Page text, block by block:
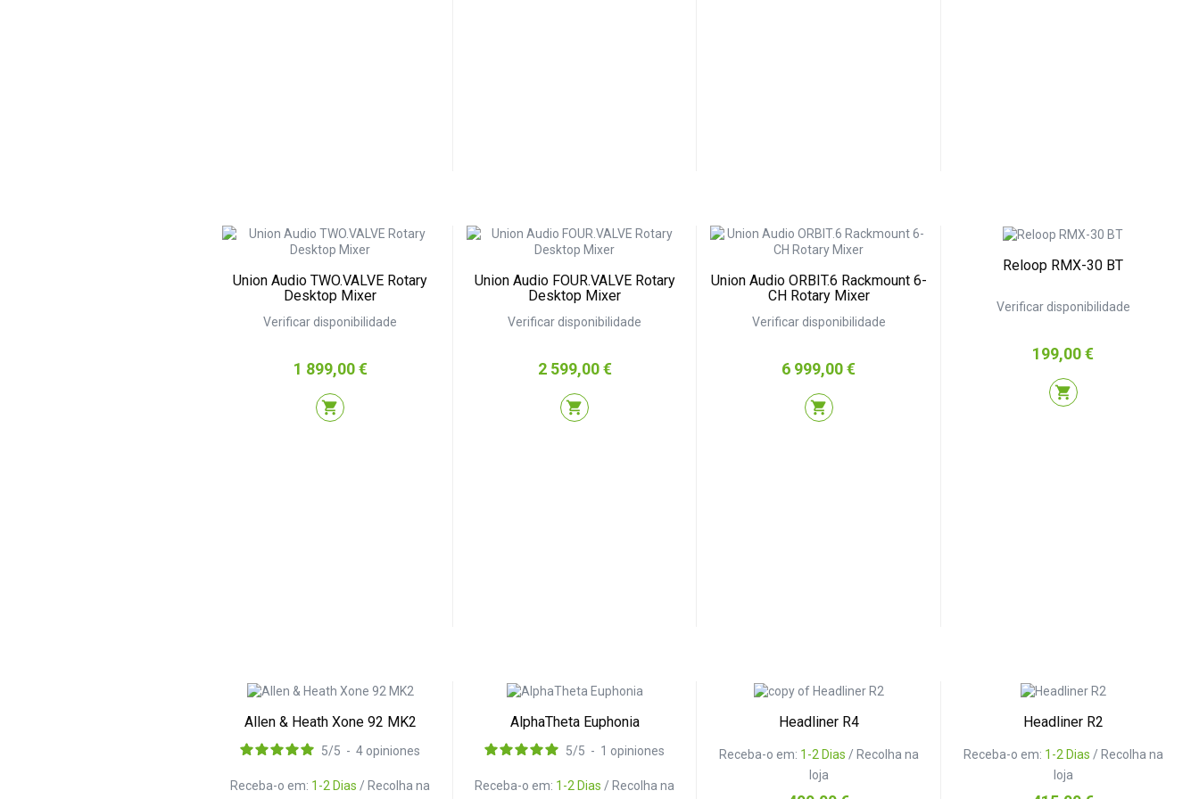
Union Audio TWO.VALVE Rotary
Desktop Mixer
Verificar disponibilidade
Preço
1 899,00 €
shopping_cart
Union Audio FOUR.VALVE Rotary
Desktop Mixer
Verificar disponibilidade
Preço
2 599,00 €
shopping_cart
Union Audio ORBIT.6 Rackmount 6-
CH Rotary Mixer
Verificar disponibilidade
Preço
6 999,00 €
shopping_cart
Reloop RMX-30 BT
Verificar disponibilidade
Preço
199,00 €
shopping_cart
Allen & Heath Xone 92 MK2
Receba-o em: 1-2 Dias / Recolha na
5/5 - 4 opiniones
AlphaTheta Euphonia
Receba-o em: 1-2 Dias / Recolha na
5/5 - 1 opiniones
Headliner R4
Receba-o em: 1-2 Dias / Recolha na
loja
Headliner R2
Receba-o em: 1-2 Dias / Recolha na
loja